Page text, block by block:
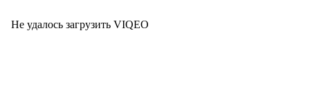
Не удалось загрузить VIQEO